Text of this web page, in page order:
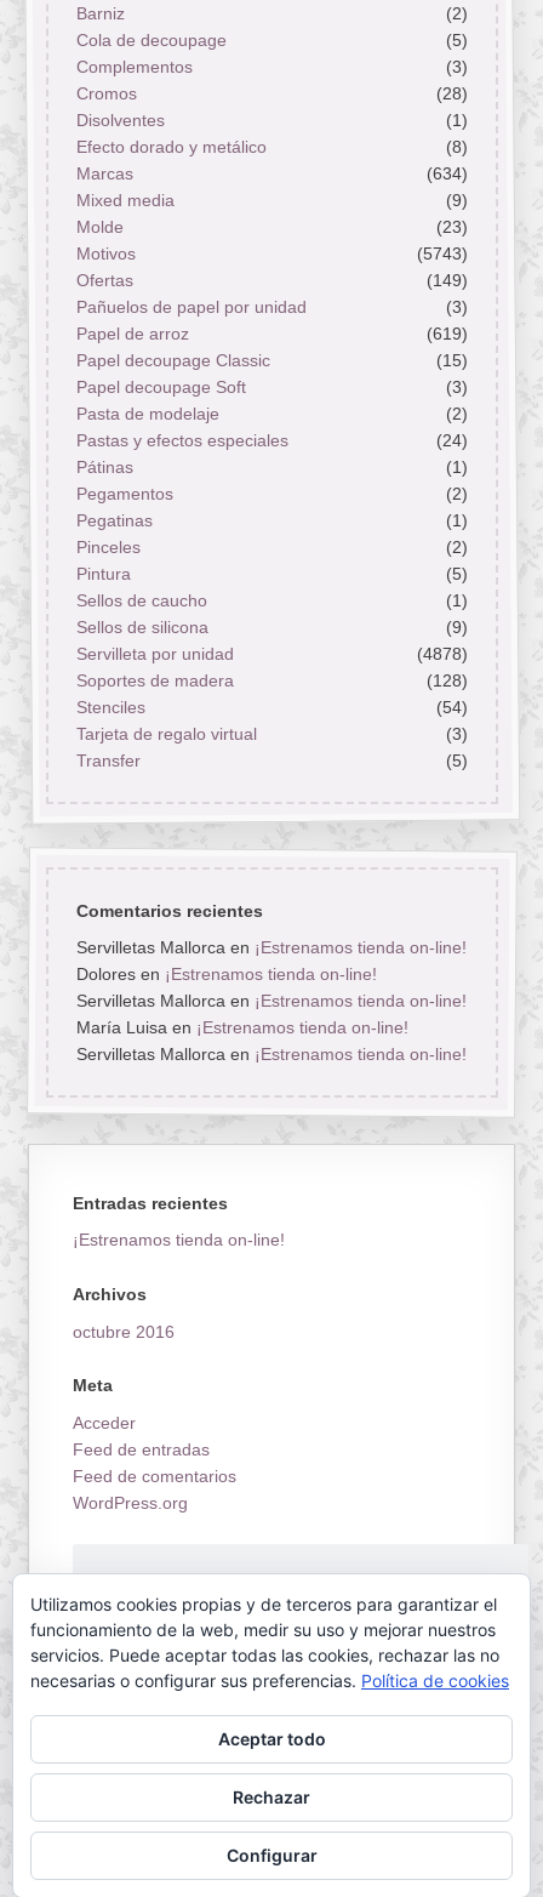
Barniz
(2)
Cola de decoupage
(5)
Complementos
(3)
Cromos
(28)
Disolventes
(1)
Efecto dorado y metálico
(8)
Marcas
(634)
Mixed media
(9)
Molde
(23)
Motivos
(5743)
Ofertas
(149)
Pañuelos de papel por unidad
(3)
Papel de arroz
(619)
Papel decoupage Classic
(15)
Papel decoupage Soft
(3)
Pasta de modelaje
(2)
Pastas y efectos especiales
(24)
Pátinas
(1)
Pegamentos
(2)
Pegatinas
(1)
Pinceles
(2)
Pintura
(5)
Sellos de caucho
(1)
Sellos de silicona
(9)
Servilleta por unidad
(4878)
Soportes de madera
(128)
Stenciles
(54)
Tarjeta de regalo virtual
(3)
Transfer
(5)
Comentarios recientes
Servilletas Mallorcaen ¡Estrenamos tienda on-line!
Doloresen ¡Estrenamos tienda on-line!
Servilletas Mallorcaen ¡Estrenamos tienda on-line!
María Luisaen ¡Estrenamos tienda on-line!
Servilletas Mallorcaen ¡Estrenamos tienda on-line!
Entradas recientes
¡Estrenamos tienda on-line!
Archivos
octubre 2016
Meta
Acceder
Feed de entradas
Feed de comentarios
WordPress.org
Servilletas Mallorca © 2026. All Rights Reserved.
Powered byWordPress. Designed by
Utilizamos cookies propias y de terceros para garantizar el
funcionamiento de la web, medir su uso y mejorar nuestros
servicios. Puede aceptar todas las cookies, rechazar las no
necesarias o configurar sus preferencias. Política de cookies
Aceptar todo
Rechazar
Configurar